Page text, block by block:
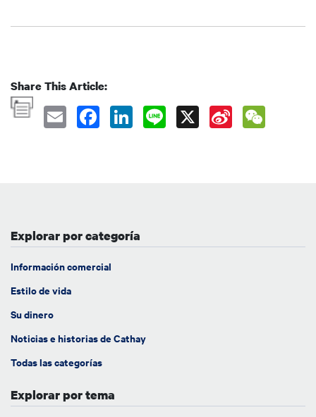
Share This Article:
Explorar por categoría
Información comercial
Estilo de vida
Su dinero
Noticias e historias de Cathay
Todas las categorías
Explorar por tema